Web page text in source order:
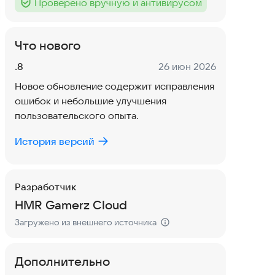
Тег :
Проверено вручную и антивирусом
Что нового
Версия:
.8 Дата:
26 июн 2026
Новое обновление содержит исправления
ошибок и небольшие улучшения
пользовательского опыта.
История версий
Разработчик
HMR Gamerz Cloud
Загружено из внешнего источника
Дополнительно